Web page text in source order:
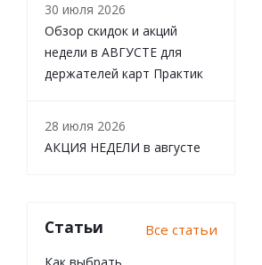
30 июля 2026
Обзор скидок и акций
недели в АВГУСТЕ для
держателей карт Практик
28 июля 2026
АКЦИЯ НЕДЕЛИ в августе
Статьи Все статьи